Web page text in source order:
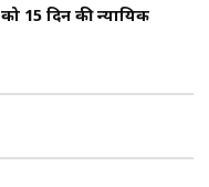
15 दिन की न्यायिक